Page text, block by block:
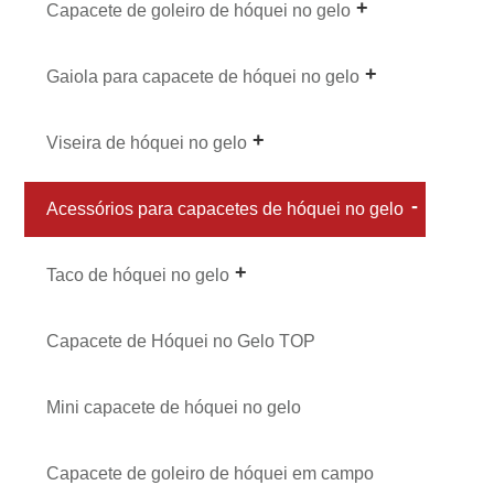
Capacete de goleiro de hóquei no gelo
Gaiola para capacete de hóquei no gelo
Viseira de hóquei no gelo
Acessórios para capacetes de hóquei no gelo
Taco de hóquei no gelo
Capacete de Hóquei no Gelo TOP
Mini capacete de hóquei no gelo
Capacete de goleiro de hóquei em campo